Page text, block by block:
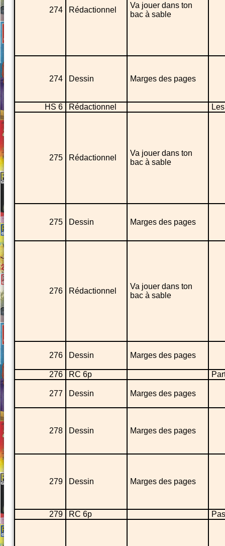
274 Rédactionnel
Va jouer dans ton
bac à sable
274 Dessin Marges des pages
HS 6 Rédactionnel
275 Rédactionnel
Va jouer dans ton
bac à sable
275 Dessin Marges des pages
276 Rédactionnel
Va jouer dans ton
bac à sable
276 Dessin Marges des pages
276 RC 6p
277 Dessin Marges des pages
278 Dessin Marges des pages
279 Dessin Marges des pages
279 RC 6p